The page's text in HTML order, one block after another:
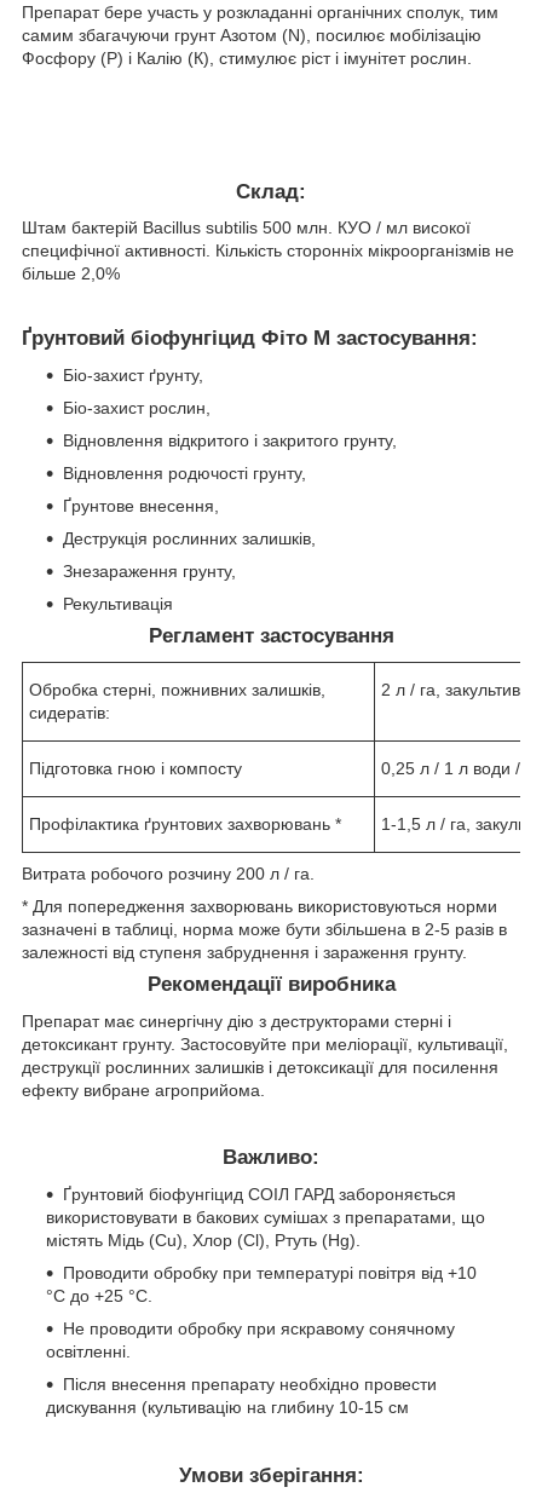
Препарат бере участь у розкладанні органічних сполук, тим
самим збагачуючи грунт Азотом (N), посилює мобілізацію
Фосфору (Р) і Калію (К), стимулює ріст і імунітет рослин.
Склад:
Штам бактерій Bacillus subtilis 500 млн. КУО / мл високої
специфічної активності. Кількість сторонніх мікроорганізмів не
більше 2,0%
Ґрунтовий біофунгіцид Фіто М застосування:
Біо-захист ґрунту,
Біо-захист рослин,
Відновлення відкритого і закритого грунту,
Відновлення родючості грунту,
Ґрунтове внесення,
Деструкція рослинних залишків,
Знезараження грунту,
Рекультивація
Регламент застосування
Обробка стерні, пожнивних залишків,
сидератів:
2 л / га,
Підготовка гною і компосту 0,25 л / 1 л води / 1
Профілактика ґрунтових захворювань * 1-1,5 л / га,
Витрата робочого розчину 200 л / га.
* Для попередження захворювань використовуються норми
зазначені в таблиці, норма може бути збільшена в 2-5 разів в
залежності від ступеня забруднення і зараження грунту.
Рекомендації виробника
Препарат має синергічну дію з деструкторами стерні і
детоксикант грунту. Застосовуйте при меліорації, культивації,
деструкції рослинних залишків і детоксикації для посилення
ефекту вибране агроприйома.
Важливо:
Ґрунтовий біофунгіцид СОІЛ ГАРД забороняється
використовувати в бакових сумішах з препаратами, що
містять Мідь (Cu), Хлор (Cl), Ртуть (Hg).
Проводити обробку при температурі повітря від +10
°С до +25 °С.
Не проводити обробку при яскравому сонячному
освітленні.
Після внесення препарату необхідно провести
дискування (культивацію на глибину 10-15 см
Умови зберігання: